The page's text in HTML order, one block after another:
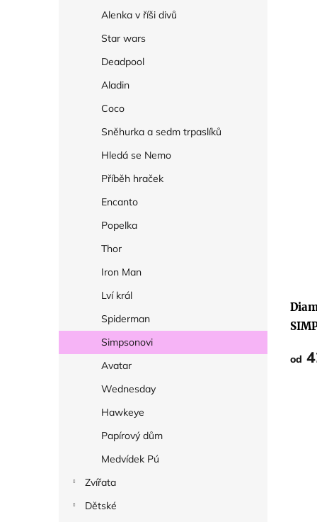
Alenka v říši divů
Star wars
Deadpool
Aladin
Coco
Sněhurka a sedm trpaslíků
Hledá se Nemo
Příběh hraček
Encanto
Popelka
Thor
Iron Man
Lví král
Spiderman
Simpsonovi
Avatar
Wednesday
Hawkeye
Papírový dům
Medvídek Pú
Zvířata
Dětské
od